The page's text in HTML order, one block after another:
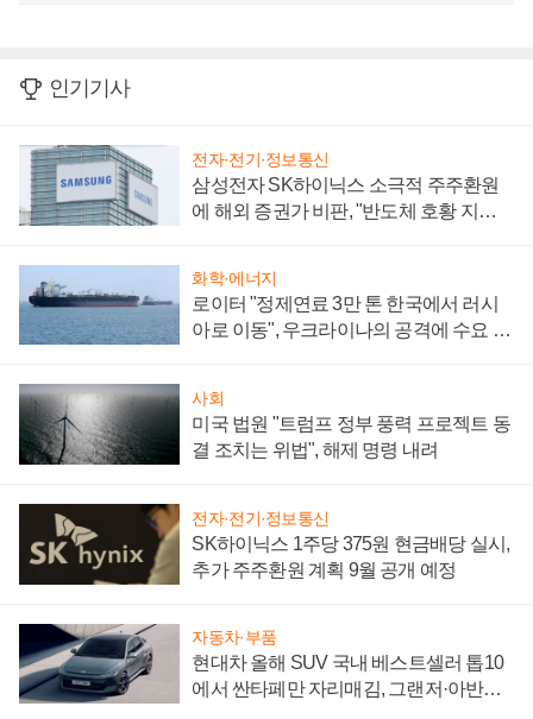
인기기사
전자·전기·정보통신
삼성전자 SK하이닉스 소극적 주주환원
에 해외 증권가 비판, "반도체 호황 지속
화학·에너지
로이터 "정제연료 3만 톤 한국에서 러시
아로 이동", 우크라이나의 공격에 수요 늘
사회
미국 법원 "트럼프 정부 풍력 프로젝트 동
결 조치는 위법", 해제 명령 내려
전자·전기·정보통신
SK하이닉스 1주당 375원 현금배당 실시,
추가 주주환원 계획 9월 공개 예정
자동차·부품
현대차 올해 SUV 국내 베스트셀러 톱10
에서 싼타페만 자리매김, 그랜저·아반떼